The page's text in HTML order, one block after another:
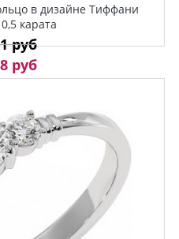
в дизайне Тиффани
карата
руб
руб